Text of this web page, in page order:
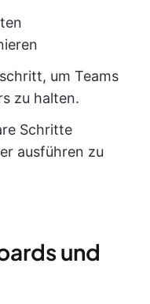
um Teams
zu halten.
Schritte
ausführen zu
und